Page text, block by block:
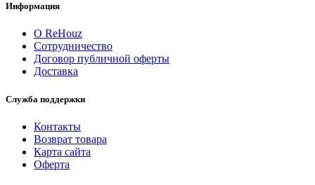
Информация
О ReHouz
Сотрудничество
Договор публичной оферты
Доставка
Служба поддержки
Контакты
Возврат товара
Карта сайта
Оферта